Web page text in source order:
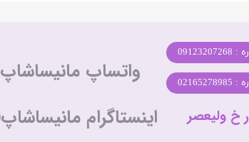
واتساپ مانیساشاپ
اینستاگرام مانیساشاپ